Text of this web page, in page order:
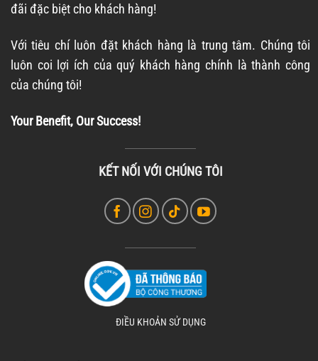
đãi đặc biệt cho khách hàng!
Với tiêu chí luôn đặt khách hàng là trung tâm. Chúng tôi
luôn coi lợi ích của quý khách hàng chính là thành công
của chúng tôi!
Your Benefit, Our Success!
KẾT NỐI VỚI CHÚNG TÔI
ĐIỀU KHOẢN SỬ DỤNG